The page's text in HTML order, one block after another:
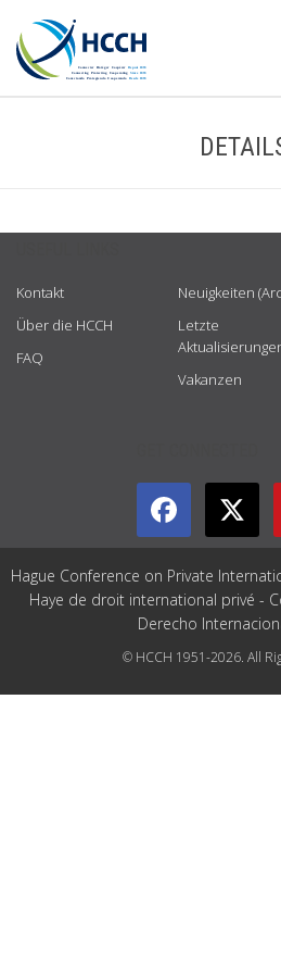
Kontakt
Über die HCCH
FAQ
Neuigkeiten
Letzte
Vakanzen
Hague Conference on Private
Haye de droit international privé -
Derecho
© HCCH 1951-2026. All